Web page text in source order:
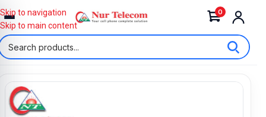
0
Skip to navigation
Skip to main content